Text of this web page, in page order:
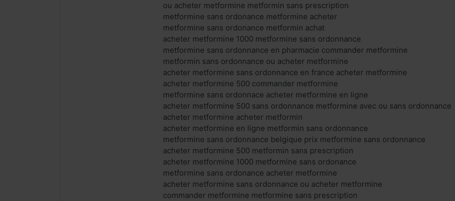
ou acheter metformine metformin sans prescription
metformine sans ordonance metformine acheter
metformine sans ordonance metformin achat
acheter metformine 1000 metformine sans ordonnance
metformine sans ordonnance en pharmacie commander metformine
metformin sans ordonnance ou acheter metformine
acheter metformine sans ordonnance en france acheter metformine
acheter metformine 500 commander metformine
metformine sans ordonnace acheter metformine en ligne
acheter metformine 500 sans ordonnance metformine avec ou sans ordonnance
acheter metformine acheter metformin
acheter metformine en ligne metformin sans ordonnance
metformine sans ordonnance belgique prix metformine sans ordonnance
acheter metformine 500 metformin sans prescription
acheter metformine 1000 metformine sans ordonance
metformine sans ordonance acheter metformine
acheter metformine sans ordonnance ou acheter metformine
commander metformine metformine sans prescription